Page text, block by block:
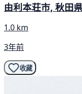
由利本荘市, 秋田
1.0 km
3年前
收藏